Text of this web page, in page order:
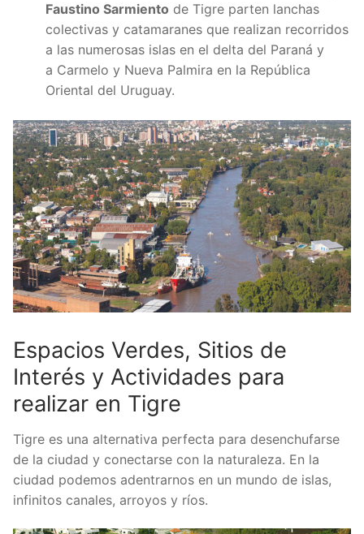
Faustino Sarmiento de Tigre parten lanchas
colectivas y catamaranes que realizan recorridos
a las numerosas islas en el delta del Paraná y
a Carmelo y Nueva Palmira en la República
Oriental del Uruguay.
Espacios Verdes, Sitios de
Interés y Actividades para
realizar en Tigre
Tigre es una alternativa perfecta para desenchufarse
de la ciudad y conectarse con la naturaleza. En la
ciudad podemos adentrarnos en un mundo de islas,
infinitos canales, arroyos y ríos.